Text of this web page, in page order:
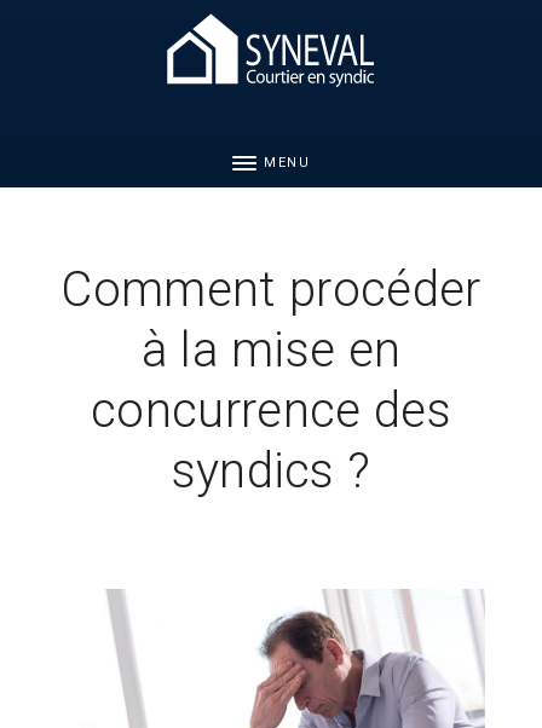
MENU
Comment procéder
à la mise en
concurrence des
syndics ?